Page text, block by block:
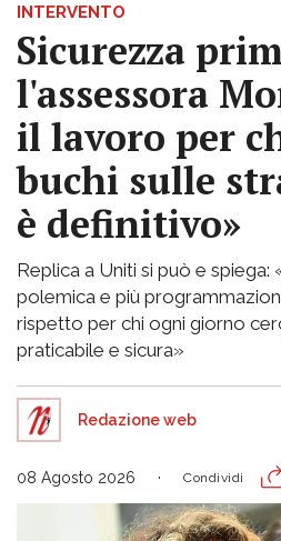
INTERVENTO
Sicurezza
l'assessora
il lavoro per
buchi sulle
è definitivo»
Replica a Uniti si può e spiega:
polemica e più
rispetto per chi ogni giorno
praticabile e sicura»
Redazione web
08 Agosto 2026 Condividi